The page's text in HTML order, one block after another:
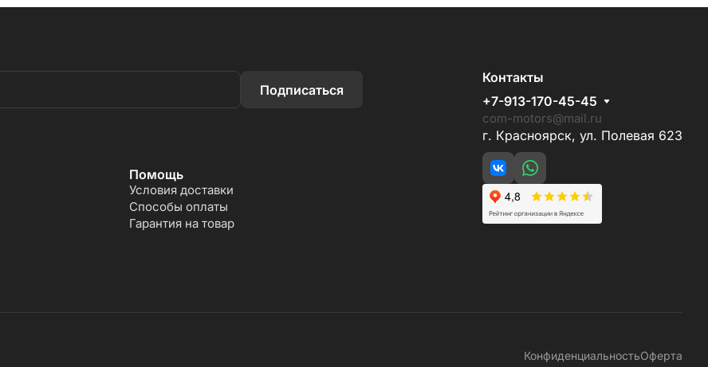
Подписаться
Помощь
Условия доставки
Способы оплаты
Гарантия на товар
Контакты
+7-913-170-45-45
com-motors@mail.ru
г. Красноярск, ул. Полевая 623
КонфиденциальностьОферта